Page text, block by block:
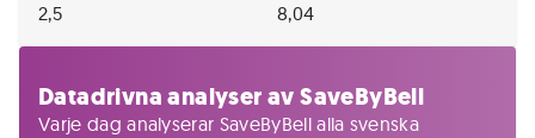
2,5 8,04
Datadrivna analyser av SaveByBell
Varje dag analyserar SaveByBell alla svenska